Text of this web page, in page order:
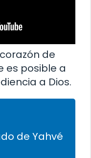
de
es posible a
a Dios.
de Yahvé